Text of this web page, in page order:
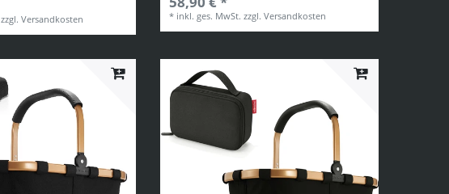
zzgl.Versandkosten * inkl. ges. MwSt. zzgl.Versandkosten